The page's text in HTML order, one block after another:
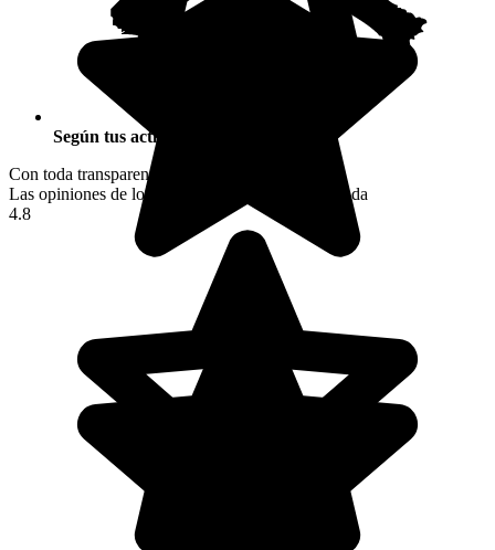
Según tus actividades
Con toda transparencia
Las opiniones de los viajeros tras su viaje a Uganda
4.8